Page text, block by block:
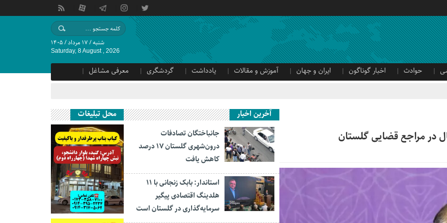
شنبه / ۱۷ مرداد / ۱۴۰۵
Saturday, 8 August , 2026
حوادث اخبار گوناگون ایران و جهان آموزش و مقالات یادداشت گردشگری
معرفی مشاغل
آخرین اخبار
جانباختگان تصادفات
درون‌شهری گلستان ۱۷ درصد
کاهش یافت
استاندار: بابک زنجانی با ۱۱
هلدینگ اقتصادی پیگیر
سرمایه‌گذاری در گلستان است
محل تبلیغات